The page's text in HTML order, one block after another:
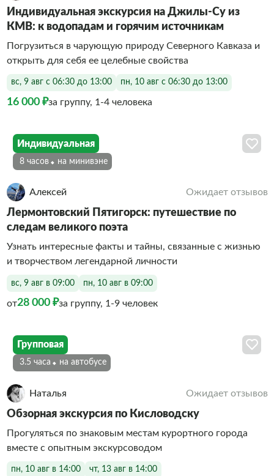
Индивидуальная экскурсия на Джилы-Су из
КМВ: к водопадам и горячим источникам
Погрузиться в чарующую природу Северного Кавказа и
открыть для себя ее целебные свойства
вс, 9 авг с 06:30 до 13:00 пн, 10 авг с 06:30 до 13:00
16 000 ₽за группу, 1-4 человека
Индивидуальная
8 часов На минивэне
Алексей Ожидает отзывов
Лермонтовский Пятигорск: путешествие по
следам великого поэта
Узнать интересные факты и тайны, связанные с жизнью
и творчеством легендарной личности
вс, 9 авг в 09:00 пн, 10 авг в 09:00
от28 000 ₽за группу, 1-9 человек
Групповая
3.5 часа На автобусе
Наталья Ожидает отзывов
Обзорная экскурсия по Кисловодску
Прогуляться по знаковым местам курортного города
вместе с опытным экскурсоводом
пн, 10 авг в 14:00 чт, 13 авг в 14:00